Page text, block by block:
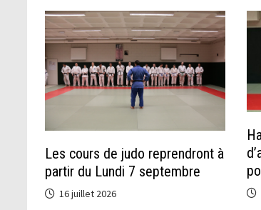
Les cours de judo reprendront à
partir du Lundi 7 septembre
16 juillet 2026